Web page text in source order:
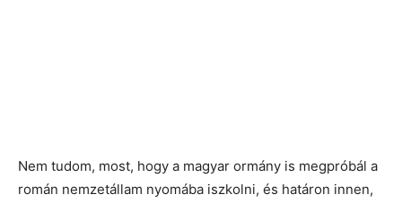
Nem tudom, most, hogy a magyar ormány is megpróbál a
román nemzetállam nyomába iszkolni, és határon innen,